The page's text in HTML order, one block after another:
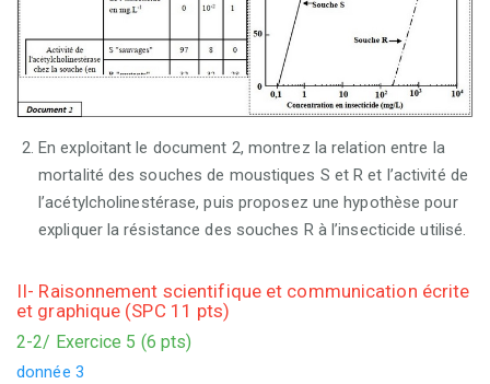
En exploitant le document 2, montrez la relation entre la
mortalité des souches de moustiques S et R et l’activité de
l’acétylcholinestérase, puis proposez une hypothèse pour
expliquer la résistance des souches R à l’insecticide utilisé.
II- Raisonnement scientifique et communication écrite
et graphique (SPC 11 pts)
2-2/ Exercice 5 (6 pts)
donnée 3